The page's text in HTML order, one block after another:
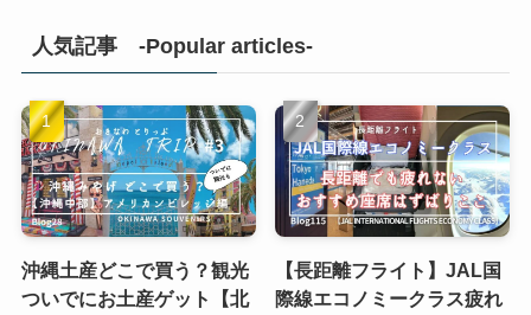
人気記事 -Popular articles-
沖縄土産どこで買う？観光
ついでにお土産ゲット【北
【長距離フライト】JAL国
際線エコノミークラス疲れ